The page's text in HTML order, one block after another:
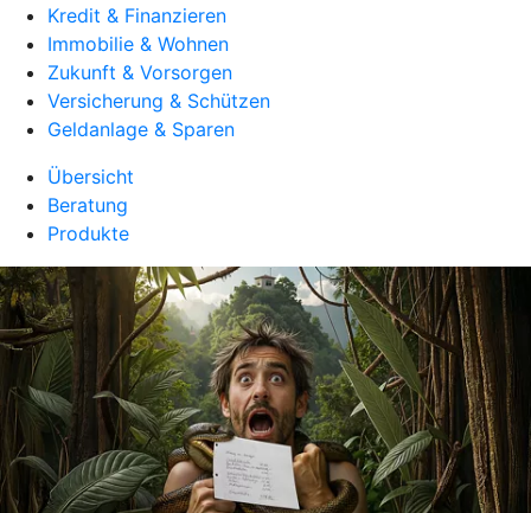
Kredit & Finanzieren
Immobilie & Wohnen
Zukunft & Vorsorgen
Versicherung & Schützen
Geldanlage & Sparen
Übersicht
Beratung
Produkte